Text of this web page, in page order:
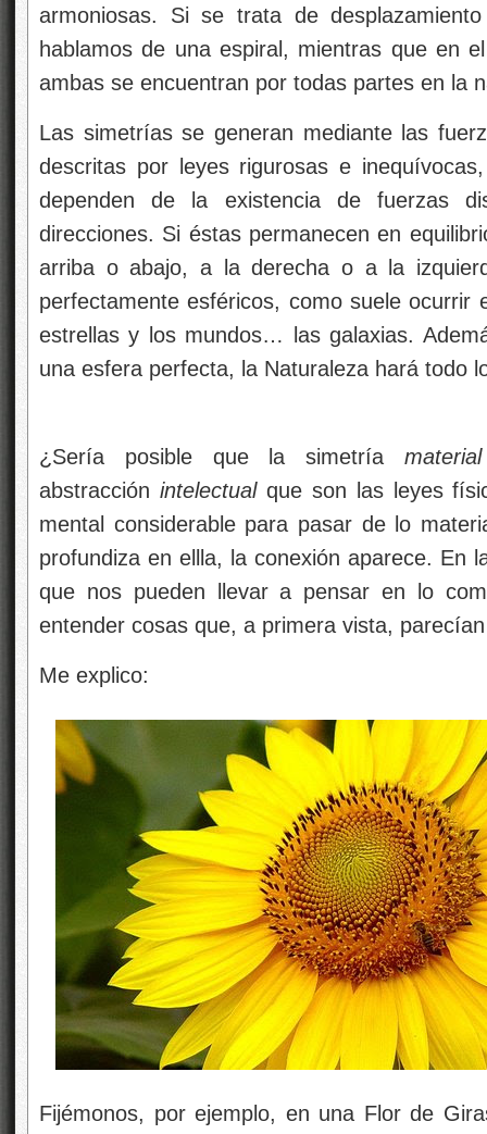
armoniosas. Si se trata de
hablamos de una espiral, mientras que en
ambas se encuentran por todas partes en la
Las simetrías se generan mediante las
descritas por leyes rigurosas e
dependen de la existencia de fuerzas
direcciones. Si éstas permanecen en
arriba o abajo, a la derecha o a la
perfectamente esféricos, como suele
estrellas y los mundos… las galaxias.
una esfera perfecta, la Naturaleza hará todo
¿Sería posible que la simetría material
abstracción intelectualque son las leyes
mental considerable para pasar de lo
profundiza en ellla, la conexión aparece. En
que nos pueden llevar a pensar en lo
entender cosas que, a primera vista,
Me explico:
Fijémonos, por ejemplo, en una Flor de